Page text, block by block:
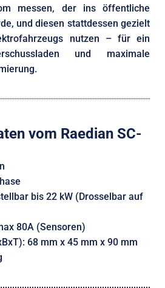
messen, der ins öffentliche
und diesen stattdessen gezielt
nutzen – für ein
und maximale
vom Raedian SC-
bis 22 kW (Drosselbar auf
80A (Sensoren)
68 mm x 45 mm x 90 mm